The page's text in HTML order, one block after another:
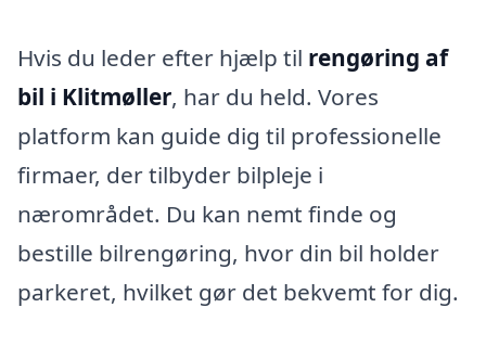
Hvis du leder efter hjælp til rengøring af
bil i Klitmøller, har du held. Vores
platform kan guide dig til professionelle
firmaer, der tilbyder bilpleje i
nærområdet. Du kan nemt finde og
bestille bilrengøring, hvor din bil holder
parkeret, hvilket gør det bekvemt for dig.